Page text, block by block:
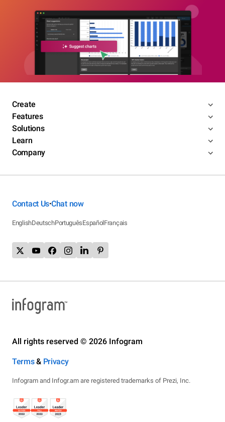
Create
Features
Solutions
Learn
Company
Contact Us•Chat now
EnglishDeutschPortuguêsEspañolFrançais
All rights reserved © 2026 Infogram
Terms& Privacy
Infogram and Infogr.am are registered trademarks of Prezi, Inc.